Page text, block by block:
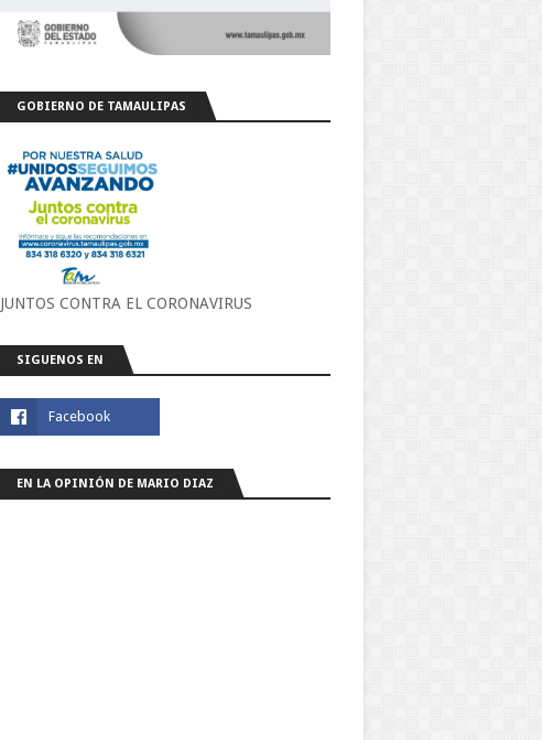
GOBIERNO DE TAMAULIPAS
JUNTOS CONTRA EL CORONAVIRUS
SIGUENOS EN
EN LA OPINIÓN DE MARIO DIAZ